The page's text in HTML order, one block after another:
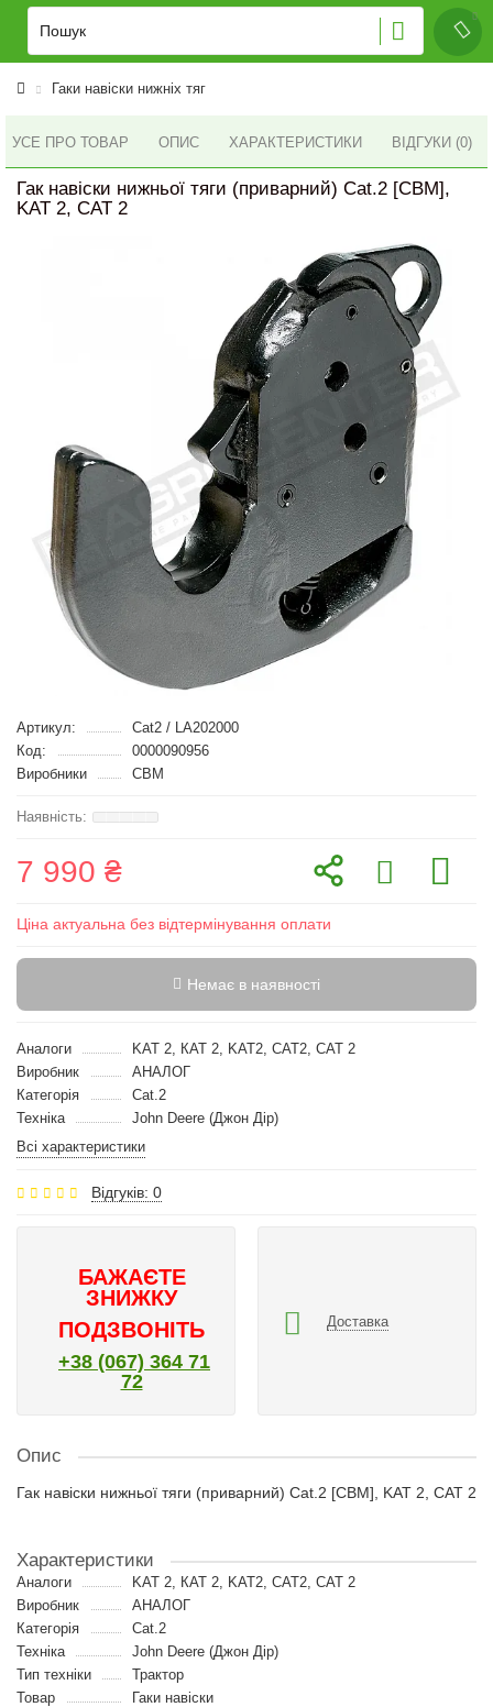
Гаки навіски нижніх тяг
УСЕ ПРО ТОВАР ОПИС ХАРАКТЕРИСТИКИ ВІДГУКИ (0)
Гак навіски нижньої тяги (приварний) Cat.2 [CBM],
KAT 2, CAT 2
Артикул:
Cat2 / LA202000
Код:
0000090956
Виробники
CBM
7 990 ₴
Ціна актуальна без відтермінування оплати
Немає в наявності
Аналоги
KAT 2, КАТ 2, KAT2, CAT2, CAT 2
Виробник
АНАЛОГ
Категорія
Cat.2
Техніка
John Deere (Джон Дір)
Всі характеристики
Відгуків: 0
БАЖАЄТЕ
ЗНИЖКУ
ПОДЗВОНІТЬ
+38 (067) 364 71
72
Доставка
Опис
Гак навіски нижньої тяги (приварний) Cat.2 [CBM], KAT 2, CAT 2
Характеристики
Аналоги
KAT 2, КАТ 2, KAT2, CAT2, CAT 2
Виробник
АНАЛОГ
Категорія
Cat.2
Техніка
John Deere (Джон Дір)
Тип техніки
Трактор
Товар
Гаки навіски